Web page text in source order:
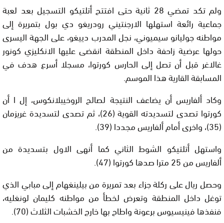
ولم تكد تمضي 28 ثانية حتى افتتح أتلتيكو التسجيل بعد لعبة
جماعية رائعة استهلها الارجنتيني رودريغو دي بول بتمريرة إلى
مواطنه جوليانو سيميوني، نجل المدرب دييغو، على الجهة اليسرى
حولها عرضية زاحفة داخل المنطقة انقضى عليها الانكليزي كونور
غالاغر قبل أن تصل إلى الحارس كورتوا، مسجلا أسرع هدف في
المسابقة القارية هذا الموسم.
وكاد ألفاريس أن يضاعف النتيجة لصالح الروخيبلانكوس، إل ا أن
كورتوا تصدى لتسديدته القوية (26)، ثم تصدى لتسديدة غريزمان
(35)، واخرى أمام ألفاريس مجددا (39).
واستهل أتلتيكو الشوط الثاني كما أنهى الاول بتسديدة من
ألفاريس من 25 مترا صدها كورتوا (47).
وحصل ريال على ركلة جزاء بعد تمريرة من بيلينغهام إلى مبابي الذي
توغل داخل المنطقة وتعرض لخطأ من مواطنه كليمان لونغليه،
فنفذها فينيسيوس برعونة واطاح بها خارج الخشبات الثلاث (70).